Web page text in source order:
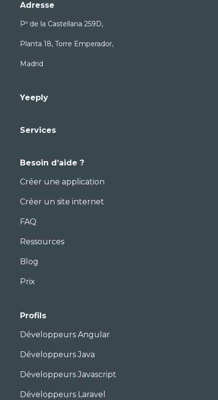
Adresse
Pº de la Castellana 259D,
Planta 18, Torre Emperador,
Madrid
Yeeply
Services
Besoin d’aide ?
Créer une application
Créer un site internet
FAQ
Ressources
Blog
Prix
Profils
Développeurs Angular
Développeurs Java
Développeurs Javascript
Développeurs Laravel